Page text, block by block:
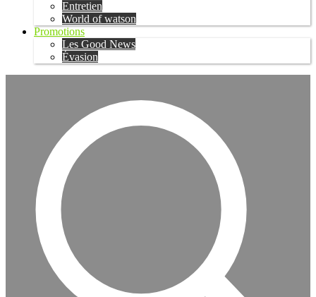
Entretien
World of watson
Promotions
Les Good News
Évasion